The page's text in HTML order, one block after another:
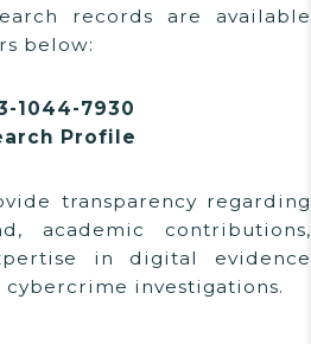
records are available
below:
1044-7930
Profile
transparency regarding
academic contributions,
in digital evidence
cybercrime investigations.